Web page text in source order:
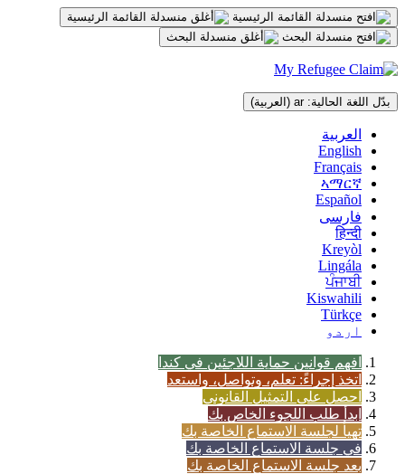
انتقل
إلى
المحتوى
بدّل اللغة الحالية:ar (العربية)
العربية
English
Français
ኣማርኛ
Español
فارسی
हिन्दी
Kreyòl
Lingála
ਪੰਜਾਬੀ
Kiswahili
Türkçe
اردو
افهم قوانين حماية اللاجئين في كندا
اتخذ إجراءً: تعلم، وتواصل، واستعد
احصل على التمثيل القانوني
ابدأ طلب اللجوء الخاص بك
تهيأ لجلسة الاستماع الخاصة بك
في جلسة الاستماع الخاصة بك
بعد جلسة الاستماع الخاصة بك